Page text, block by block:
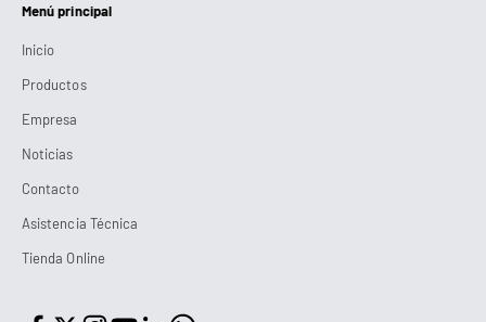
Menú principal
Inicio
Productos
Empresa
Noticias
Contacto
Asistencia Técnica
Tienda Online